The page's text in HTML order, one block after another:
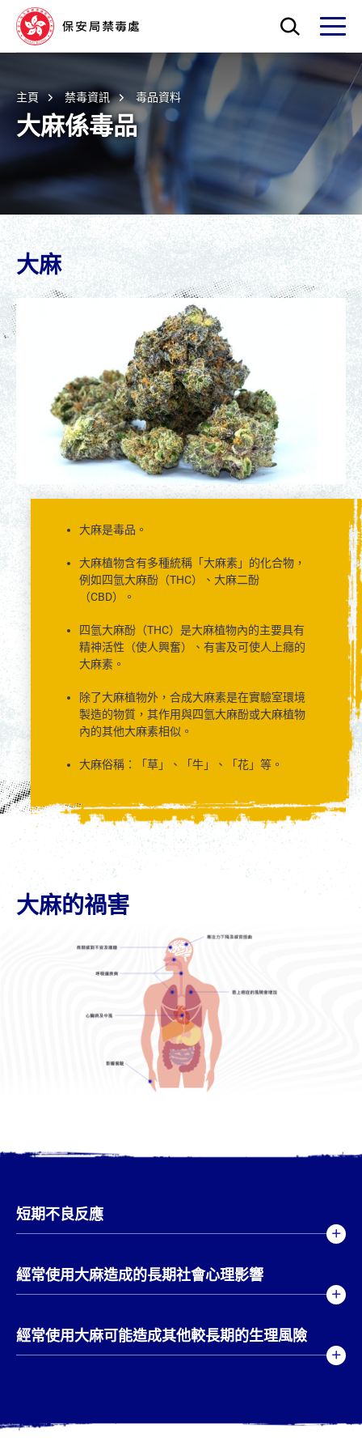
Skip to main content
打開搜索框
打開
主頁 禁毒資訊 毒品資料
大麻係毒品
大麻
大麻是毒品。
大麻植物含有多種統稱「大麻素」的化合物，
例如四氫大麻酚（THC）、大麻二酚
（CBD）。
四氫大麻酚（THC）是大麻植物內的主要具有
精神活性（使人興奮）、有害及可使人上癮的
大麻素。
除了大麻植物外，合成大麻素是在實驗室環境
製造的物質，其作用與四氫大麻酚或大麻植物
內的其他大麻素相似。
大麻俗稱：「草」、「牛」、「花」等。
大麻的禍害
短期不良反應
經常使用大麻造成的長期社會心理影響
經常使用大麻可能造成其他較長期的生理風險